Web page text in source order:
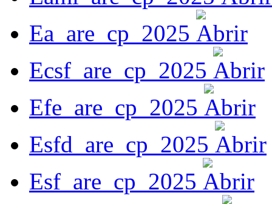
Ea_are_cp_2025
Ecsf_are_cp_2025
Efe_are_cp_2025
Esfd_are_cp_2025
Esf_are_cp_2025